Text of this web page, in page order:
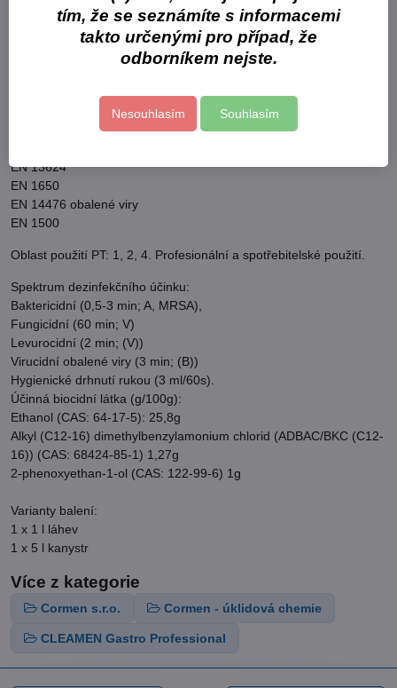
dlaně a rozetřete po celých rukou a zápěstích; zvláštní pozornost
věnujte kůžičce kolem nehtů a záhybům v kůži.
Přípravek splňuje normy:
EN 13624
EN 1650
EN 14476 obalené viry
EN 1500
Oblast použití PT: 1, 2, 4. Profesionální a spotřebitelské použití.
Spektrum dezinfekčního účinku:
Baktericidní (0,5-3 min; A, MRSA),
Fungicidní (60 min; V)
Levurocidní (2 min; (V))
Virucidní obalené viry (3 min; (B))
Hygienické drhnutí rukou (3 ml/60s).
Účinná biocidní látka (g/100g):
Ethanol (CAS: 64-17-5): 25,8g
Alkyl (C12-16) dimethylbenzylamonium chlorid (ADBAC/BKC (C12-
16)) (CAS: 68424-85-1) 1,27g
2-phenoxyethan-1-ol (CAS: 122-99-6) 1g
Varianty balení:
1 x 1 l láhev
1 x 5 l kanystr
Více z kategorie
Cormen s.r.o. Cormen - úklidová chemie
CLEAMEN Gastro Professional
tím, že se seznámíte s informacemi
takto určenými pro případ, že
odborníkem nejste.
Nesouhlasím Souhlasím